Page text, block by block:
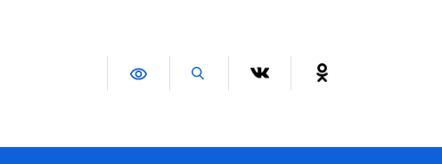
Версия для слабовидящих
Поиск по сайту